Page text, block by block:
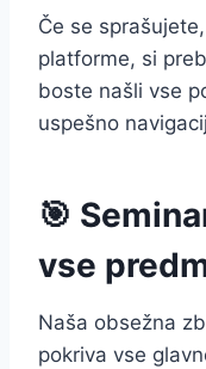
Če se
platforme, si
boste našli vse
uspešno
🎯
vse
Naša obsežna
pokriva vse